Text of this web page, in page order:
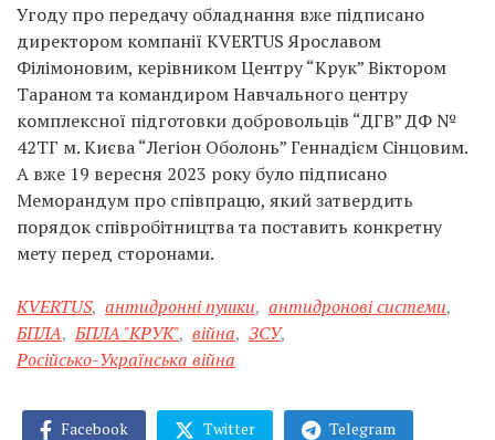
Угоду про передачу обладнання вже підписано
директором компанії KVERTUS Ярославом
Філімоновим, керівником Центру “Крук” Віктором
Тараном та командиром Навчального центру
комплексної підготовки добровольців “ДГВ” ДФ №
42ТГ м. Києва “Легіон Оболонь” Геннадієм Сінцовим.
А вже 19 вересня 2023 року було підписано
Меморандум про співпрацю, який затвердить
порядок співробітництва та поставить конкретну
мету перед сторонами.
KVERTUS, антидронні пушки, антидронові системи,
БПЛА, БПЛА "КРУК", війна, ЗСУ,
Російсько-Українська війна
Facebook Twitter Telegram